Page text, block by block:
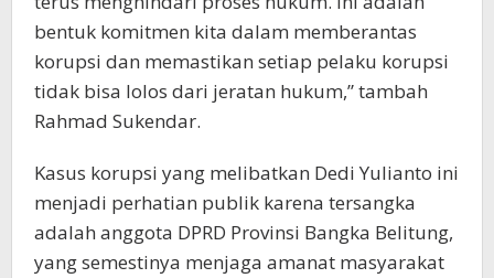
bentuk komitmen kita dalam memberantas
korupsi dan memastikan setiap pelaku korupsi
tidak bisa lolos dari jeratan hukum,” tambah
Rahmad Sukendar.
Kasus korupsi yang melibatkan Dedi Yulianto ini
menjadi perhatian publik karena tersangka
adalah anggota DPRD Provinsi Bangka Belitung,
yang semestinya menjaga amanat masyarakat